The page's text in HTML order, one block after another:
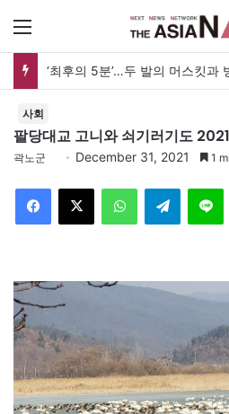
‘최후의 5분’…두 발의 머스킷과
사회
팔당대교 고니와 쇠기러기도 2021
곽노군 December 31, 2021 1
Telegram